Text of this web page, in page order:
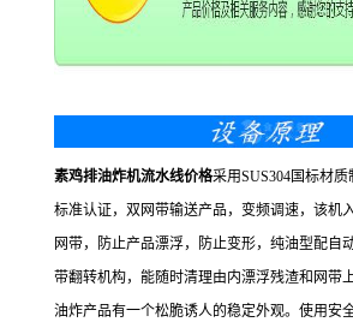
素鸡排油炸机流水线价格采用SUS304国标材
标准认证，双网带输送产品，变频调速，该机
网带，防止产品漂浮，防止变形，纯油型配自
带翻转机构，能随时清理由内漂浮残渣和网带
油炸产品有一个松脆诱人的稳定外观。使用安